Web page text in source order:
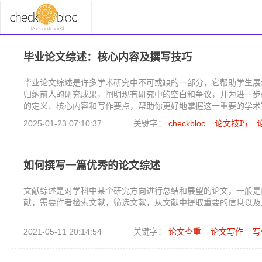
毕业论文综述：核心内容及撰写技巧
毕业论文综述是许多学术研究中不可或缺的一部分，它帮助学生
归纳前人的研究成果，阐明现有研究中的空白和争议，并为进一
的定义、核心内容和写作要点，帮助你更好地掌握这一重要的学
2025-01-23 07:10:37
关键字： checkbloc 论文技巧
如何撰写一篇优秀的论文综述
文献综述是对学科中某个研究方向进行总结和展望的论文，一般
献，需要作者检索文献，筛选文献，从文献中提取重要的信息以
2021-05-11 20:14:54 关键字： 论文查重 论文写作